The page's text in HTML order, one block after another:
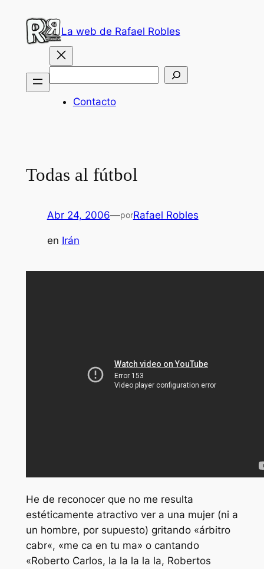
contenido
La web de Rafael Robles
Buscar
Contacto
Todas al fútbol
Abr 24, 2006—porRafael Robles
en Irán
He de reconocer que no me resulta
estéticamente atractivo ver a una mujer (ni a
un hombre, por supuesto) gritando «árbitro
cabr«, «me ca en tu ma» o cantando
«Roberto Carlos, la la la la la, Robertos